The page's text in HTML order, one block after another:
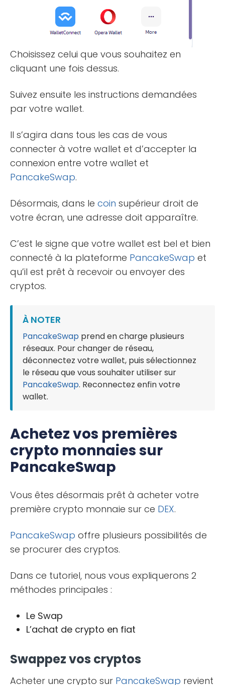
Choisissez celui que vous souhaitez en
cliquant une fois dessus.
Suivez ensuite les instructions demandées
par votre wallet.
Il s’agira dans tous les cas de vous
connecter à votre wallet et d’accepter la
connexion entre votre wallet et
PancakeSwap.
Désormais, dans le coin supérieur droit de
votre écran, une adresse doit apparaître.
C’est le signe que votre wallet est bel et bien
connecté à la plateforme PancakeSwap et
qu’il est prêt à recevoir ou envoyer des
cryptos.
À NOTER
PancakeSwap prend en charge plusieurs
réseaux. Pour changer de réseau,
déconnectez votre wallet, puis sélectionnez
le réseau que vous souhaiter utiliser sur
PancakeSwap. Reconnectez enfin votre
wallet.
Achetez vos premières
crypto monnaies sur
PancakeSwap
Vous êtes désormais prêt à acheter votre
première crypto monnaie sur ce DEX.
PancakeSwap offre plusieurs possibilités de
se procurer des cryptos.
Dans ce tutoriel, nous vous expliquerons 2
méthodes principales :
Le Swap
L’achat de crypto en fiat
Swappez vos cryptos
Acheter une crypto sur PancakeSwap revient